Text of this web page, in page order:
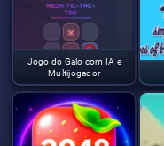
Jogo do Galo com IA e
Multijogador